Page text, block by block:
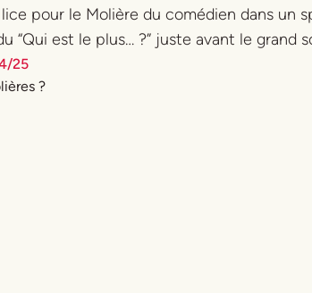
pour le Molière du comédien dans un
est le plus… ?” juste avant le grand
/25